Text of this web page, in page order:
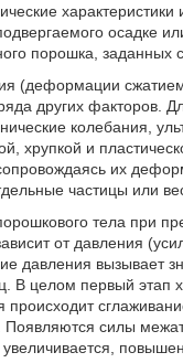
осадке
порошка, заданных
(деформации
ряда других
колебания,
хрупкой и
их
частицы или
тела при
от давления
давления вызывает
В целом первый этап
Появляются силы